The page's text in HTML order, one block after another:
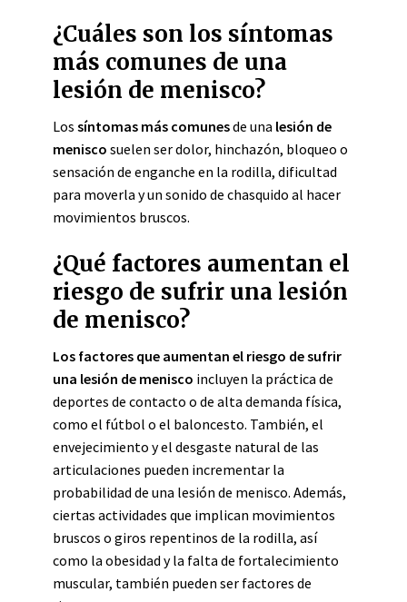
¿Cuáles son los síntomas
más comunes de una
lesión de menisco?
Los síntomas más comunesde una lesión de
menisco suelen ser dolor, hinchazón, bloqueo o
sensación de enganche en la rodilla, dificultad
para moverla y un sonido de chasquido al hacer
movimientos bruscos.
¿Qué factores aumentan el
riesgo de sufrir una lesión
de menisco?
Los factores que aumentan el riesgo de sufrir
una lesión de menisco incluyen la práctica de
deportes de contacto o de alta demanda física,
como el fútbol o el baloncesto. También, el
envejecimiento y el desgaste natural de las
articulaciones pueden incrementar la
probabilidad de una lesión de menisco. Además,
ciertas actividades que implican movimientos
bruscos o giros repentinos de la rodilla, así
como la obesidad y la falta de fortalecimiento
muscular, también pueden ser factores de